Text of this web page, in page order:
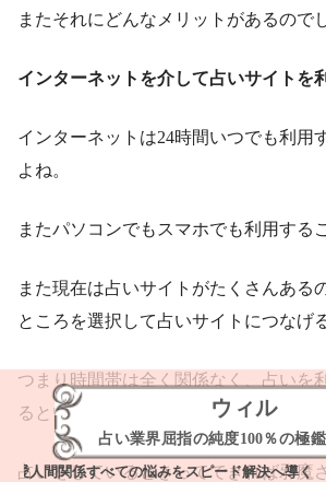
またそれにどんなメリットがあるので
インターネットを介して占いサイトを
インターネットは24時間いつでも利用
よね。
またパソコンでもスマホでも利用する
また現在は占いサイトがたくさんある
ところを選択して占いサイトにつなげ
つまり時間帯は全く関係なく、占いを
るというメリットがあるのです。
占いをしているときってできれば邪魔
ウィル
占い業界屈指の純度100％の極鑑
間関係すべての悩みをスピード解決へ導く